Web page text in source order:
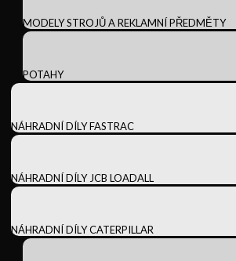
MODELY STROJŮ A REKLAMNÍ PŘEDMĚTY
POTAHY
NÁHRADNÍ DÍLY FASTRAC
NÁHRADNÍ DÍLY JCB LOADALL
NÁHRADNÍ DÍLY CATERPILLAR